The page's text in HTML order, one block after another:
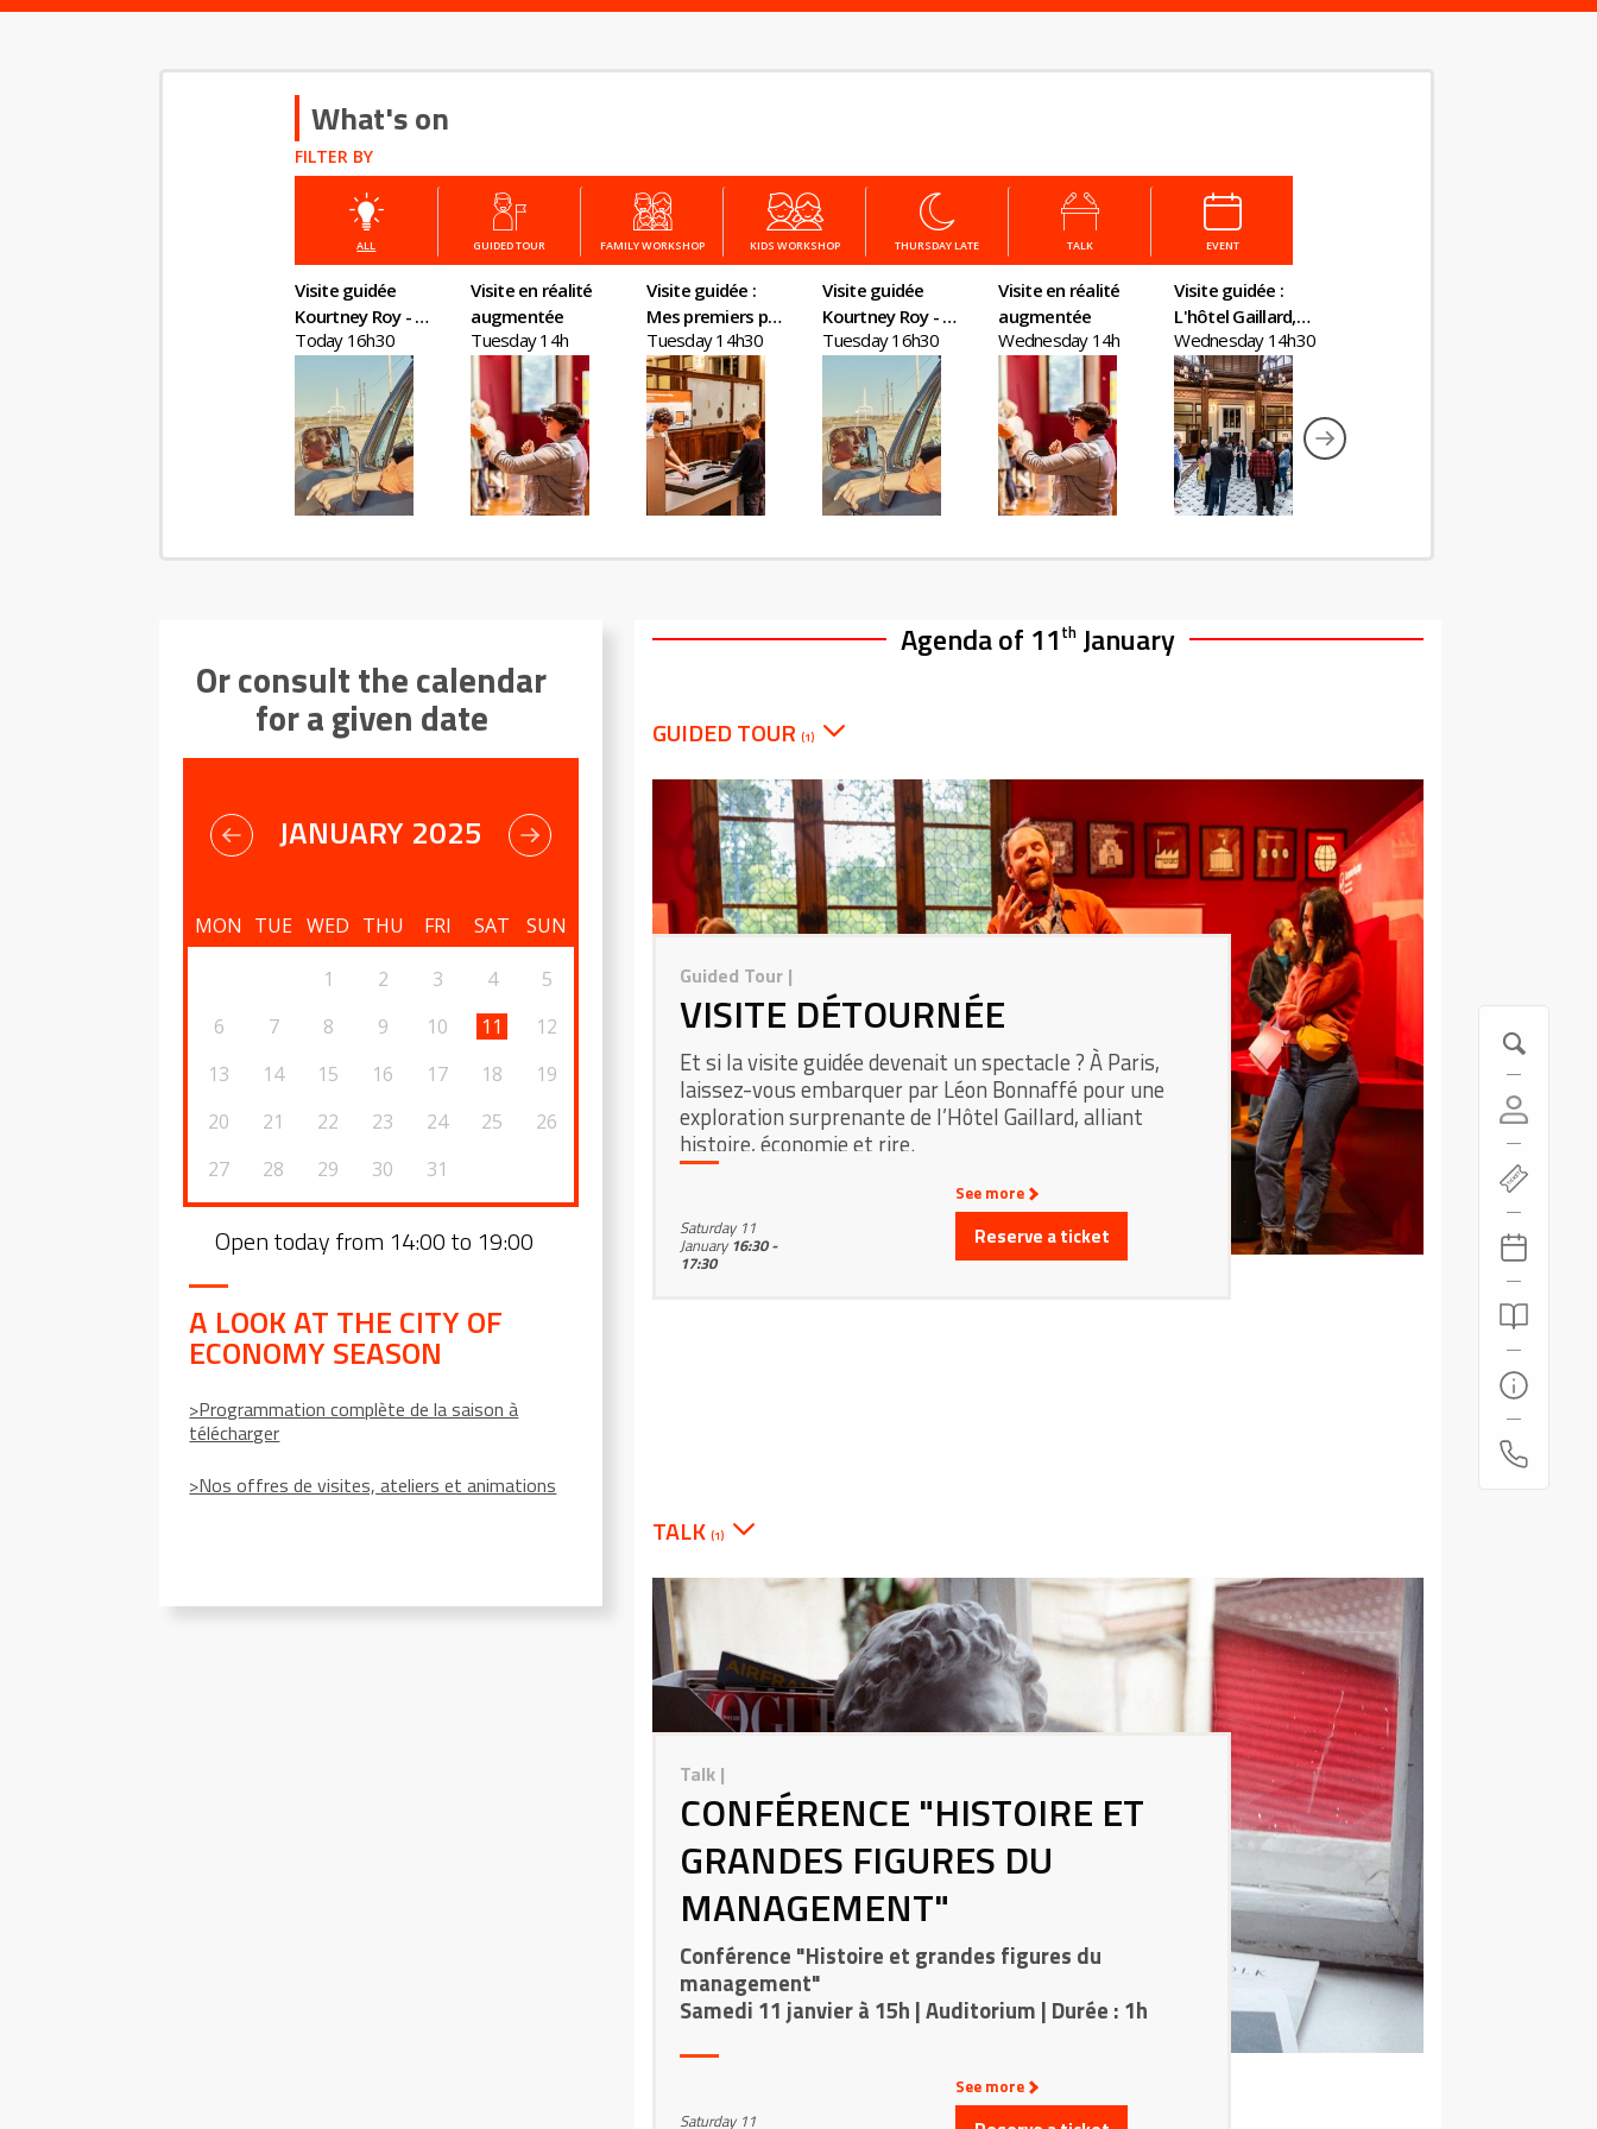
What's on
FILTER BY
ALL GUIDED TOUR FAMILY WORKSHOP KIDS WORKSHOP THURSDAY LATE TALK EVENT
Visite guidée
Kourtney Roy - All
Inclusive
Today 16h30
Visite en réalité
augmentée
Tuesday 14h
Visite guidée :
Mes premiers pas
en économie
Tuesday 14h30
Visite guidée
Kourtney Roy - All
Inclusive
Tuesday 16h30
Visite en réalité
augmentée
Wednesday 14h
Visite guidée :
L'hôtel Gaillard,
un château en
plein Paris
Wednesday 14h30
Or consult the calendar
for a given date
JANUARY 2025
MON TUE WED THU FRI SAT SUN
1 2 3 4
5
6
7 8 9 10 11
12
13
14 15 16 17 18
19
20
21 22 23 24 25
26
27
28 29 30 31
Open today from 14:00 to 19:00
A LOOK AT THE CITY OF
ECONOMY SEASON
>Programmation complète de la saison à
télécharger
>Nos offres de visites, ateliers et animations
Agenda of 11 th January
GUIDED TOUR(1)
Guided Tour|
VISITE DÉTOURNÉE
Et si la visite guidée devenait un spectacle ? À Paris,
laissez-vous embarquer par Léon Bonnaffé pour une
exploration surprenante de l’Hôtel Gaillard, alliant
histoire, économie et rire.
Saturday 11
January16:30 -
17:30
See more
Reserve a ticket
TALK(1)
Talk|
CONFÉRENCE "HISTOIRE ET
GRANDES FIGURES DU
MANAGEMENT"
Conférence "Histoire et grandes figures du
management"
Samedi 11 janvier à 15h | Auditorium | Durée : 1h
L’histoire du management est jalonnée d’une succession
de courants de pensée apparus majoritairement au
Saturday 11
See more